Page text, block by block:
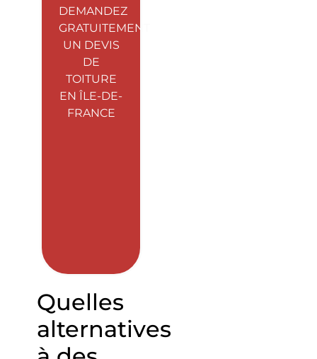
DEMANDEZ
GRATUITEMENT
UN DEVIS
DE
TOITURE
EN ÎLE-DE-
FRANCE
Quelles
alternatives